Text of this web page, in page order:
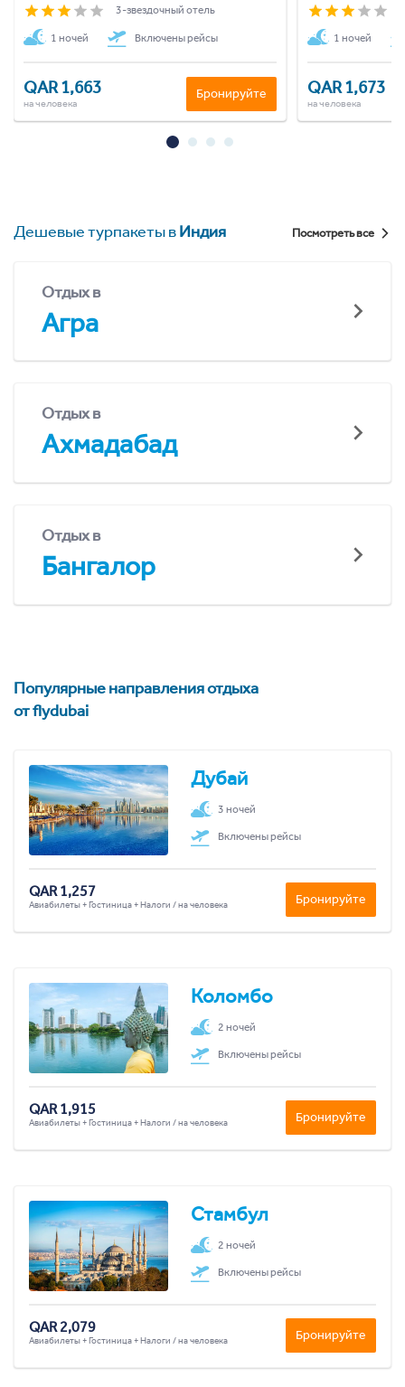
3-звездочный отель
1 ночей Включены рейсы
QAR 1,663
на человека
Бронируйте
1 ночей
QAR 1,673
на человека
Дешевые турпакеты вИндия Посмотреть все
Отдых в
Агра
Отдых в
Ахмадабад
Отдых в
Бангалор
Популярные направления отдыха
от flydubai
Дубай
3 ночей
Включены рейсы
QAR 1,257
Авиабилеты + Гостиница + Налоги / на человека Бронируйте
Коломбо
2 ночей
Включены рейсы
QAR 1,915
Авиабилеты + Гостиница + Налоги / на человека Бронируйте
Стамбул
2 ночей
Включены рейсы
QAR 2,079
Авиабилеты + Гостиница + Налоги / на человека Бронируйте